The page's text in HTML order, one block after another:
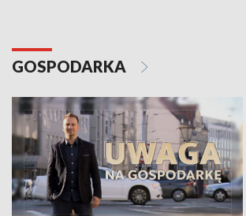
GOSPODARKA